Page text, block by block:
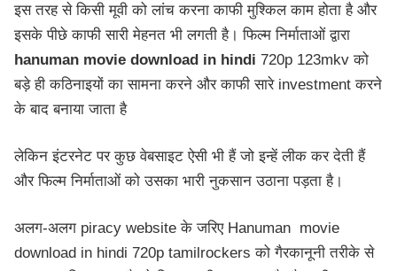
इस तरह से किसी मूवी को लांच करना काफी मुश्किल काम होता है और
इसके पीछे काफी सारी मेहनत भी लगती है। फिल्म निर्माताओं द्वारा
hanuman movie download in hindi 720p 123mkv को
बड़े ही कठिनाइयों का सामना करने और काफी सारे investment करने
के बाद बनाया जाता है
लेकिन इंटरनेट पर कुछ वेबसाइट ऐसी भी हैं जो इन्हें लीक कर देती हैं
और फिल्म निर्माताओं को उसका भारी नुकसान उठाना पड़ता है।
अलग-अलग piracy website के जरिए Hanuman movie
download in hindi 720p tamilrockers को गैरकानूनी तरीके से